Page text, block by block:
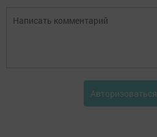
Авторизоваться